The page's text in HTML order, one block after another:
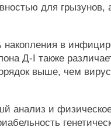
для грызунов,
накопления в
Д-I также
выше, чем
анализ и